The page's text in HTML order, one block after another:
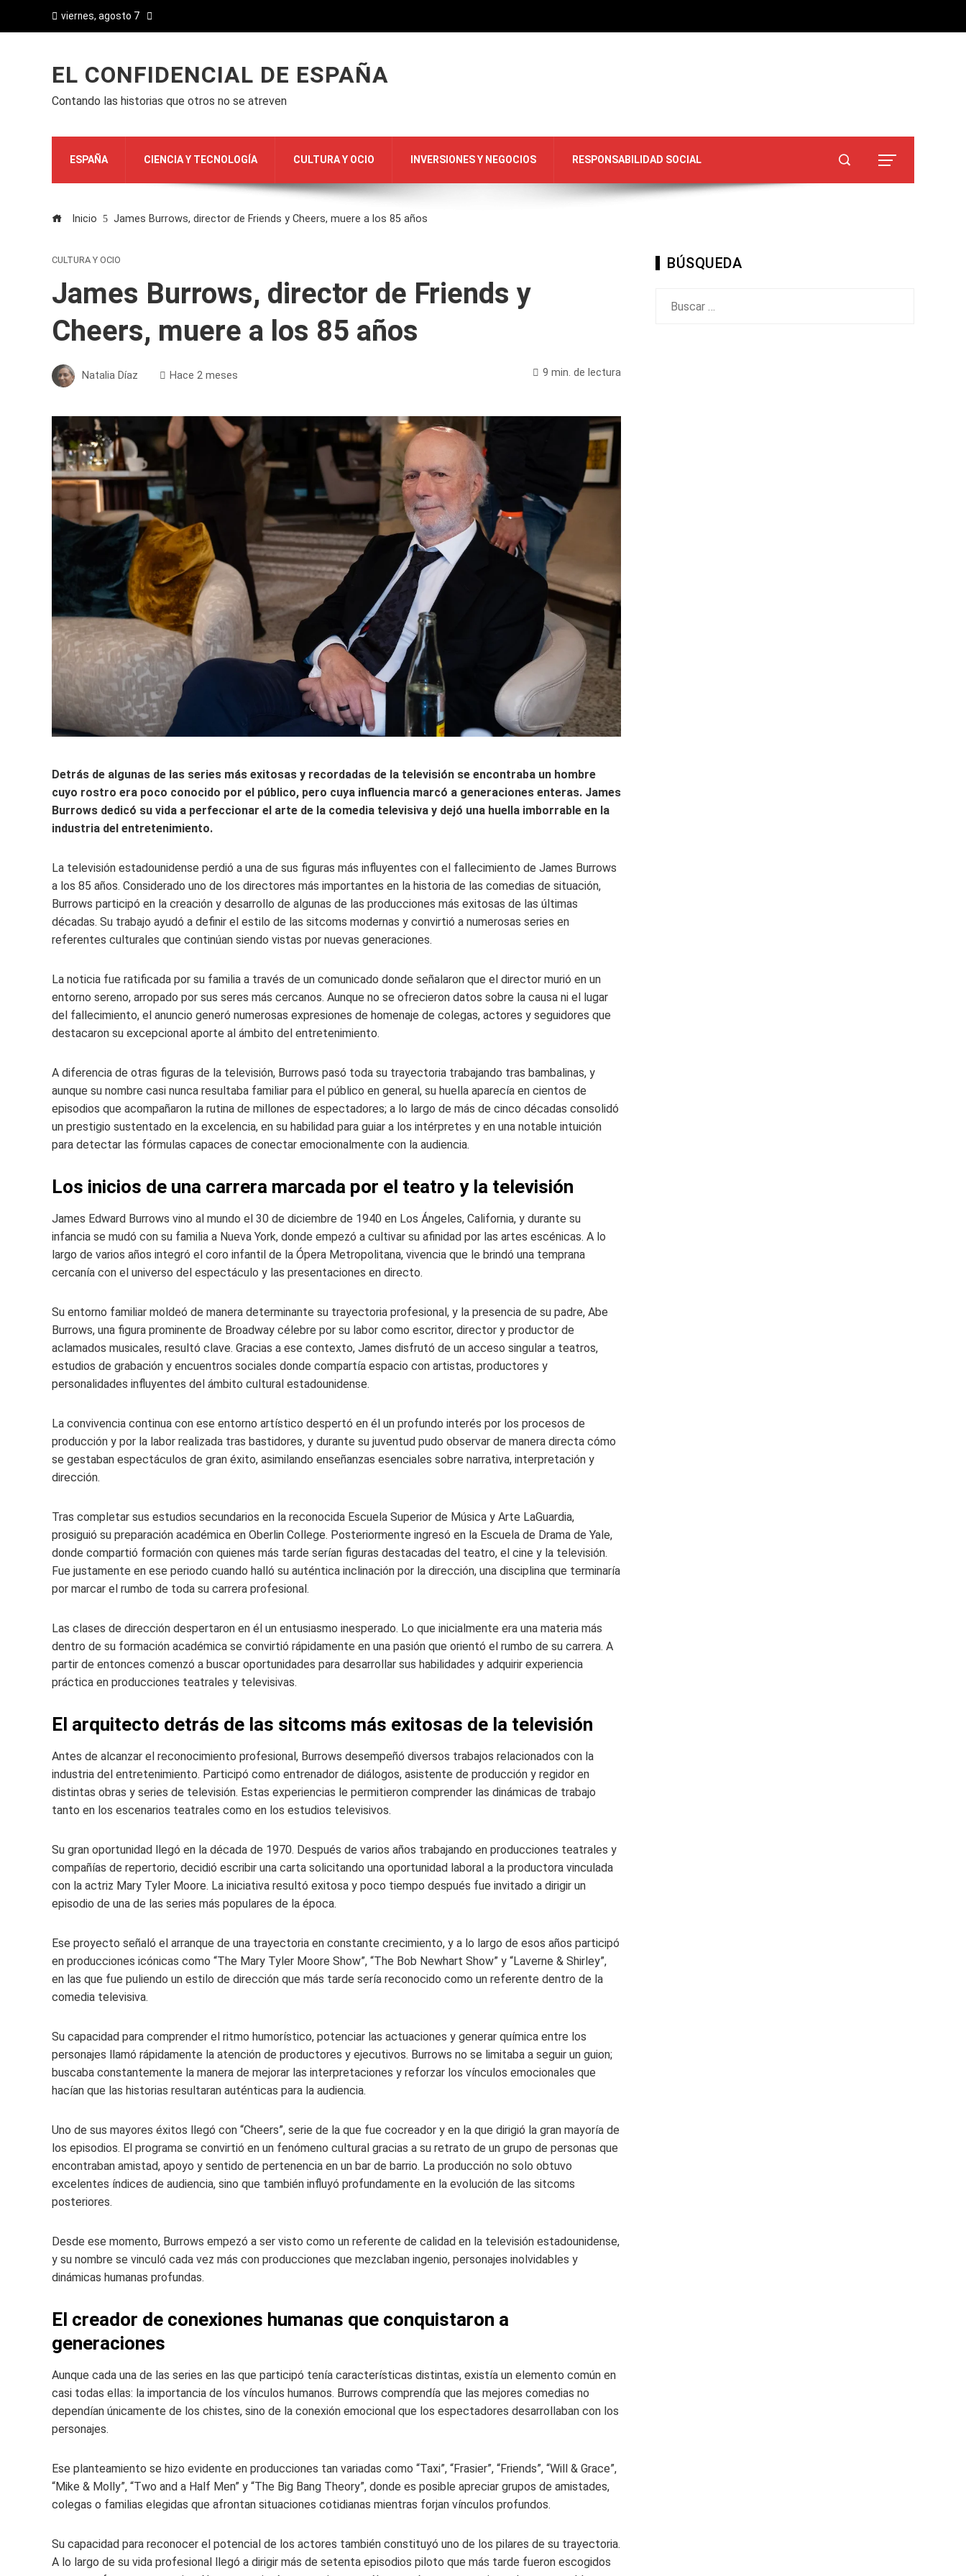
viernes, agosto 7
EL CONFIDENCIAL DE ESPAÑA
Contando las historias que otros no se atreven
ESPAÑA CIENCIA Y TECNOLOGÍA CULTURA Y OCIO INVERSIONES Y NEGOCIOS RESPONSABILIDAD SOCIAL
Inicio James Burrows, director de Friends y Cheers, muere a los 85 años
CULTURA Y OCIO
James Burrows, director de Friends y
Cheers, muere a los 85 años
Natalia Díaz Hace 2 meses 9 min. de lectura
Detrás de algunas de las series más exitosas y recordadas de la televisión se encontraba un hombre
cuyo rostro era poco conocido por el público, pero cuya influencia marcó a generaciones enteras. James
Burrows dedicó su vida a perfeccionar el arte de la comedia televisiva y dejó una huella imborrable en la
industria del entretenimiento.
La televisión estadounidense perdió a una de sus figuras más influyentes con el fallecimiento de James Burrows
a los 85 años. Considerado uno de los directores más importantes en la historia de las comedias de situación,
Burrows participó en la creación y desarrollo de algunas de las producciones más exitosas de las últimas
décadas. Su trabajo ayudó a definir el estilo de las sitcoms modernas y convirtió a numerosas series en
referentes culturales que continúan siendo vistas por nuevas generaciones.
La noticia fue ratificada por su familia a través de un comunicado donde señalaron que el director murió en un
entorno sereno, arropado por sus seres más cercanos. Aunque no se ofrecieron datos sobre la causa ni el lugar
del fallecimiento, el anuncio generó numerosas expresiones de homenaje de colegas, actores y seguidores que
destacaron su excepcional aporte al ámbito del entretenimiento.
A diferencia de otras figuras de la televisión, Burrows pasó toda su trayectoria trabajando tras bambalinas, y
aunque su nombre casi nunca resultaba familiar para el público en general, su huella aparecía en cientos de
episodios que acompañaron la rutina de millones de espectadores; a lo largo de más de cinco décadas consolidó
un prestigio sustentado en la excelencia, en su habilidad para guiar a los intérpretes y en una notable intuición
para detectar las fórmulas capaces de conectar emocionalmente con la audiencia.
Los inicios de una carrera marcada por el teatro y la televisión
James Edward Burrows vino al mundo el 30 de diciembre de 1940 en Los Ángeles, California, y durante su
infancia se mudó con su familia a Nueva York, donde empezó a cultivar su afinidad por las artes escénicas. A lo
largo de varios años integró el coro infantil de la Ópera Metropolitana, vivencia que le brindó una temprana
cercanía con el universo del espectáculo y las presentaciones en directo.
Su entorno familiar moldeó de manera determinante su trayectoria profesional, y la presencia de su padre, Abe
Burrows, una figura prominente de Broadway célebre por su labor como escritor, director y productor de
aclamados musicales, resultó clave. Gracias a ese contexto, James disfrutó de un acceso singular a teatros,
estudios de grabación y encuentros sociales donde compartía espacio con artistas, productores y
personalidades influyentes del ámbito cultural estadounidense.
La convivencia continua con ese entorno artístico despertó en él un profundo interés por los procesos de
producción y por la labor realizada tras bastidores, y durante su juventud pudo observar de manera directa cómo
se gestaban espectáculos de gran éxito, asimilando enseñanzas esenciales sobre narrativa, interpretación y
dirección.
Tras completar sus estudios secundarios en la reconocida Escuela Superior de Música y Arte LaGuardia,
prosiguió su preparación académica en Oberlin College. Posteriormente ingresó en la Escuela de Drama de Yale,
donde compartió formación con quienes más tarde serían figuras destacadas del teatro, el cine y la televisión.
Fue justamente en ese periodo cuando halló su auténtica inclinación por la dirección, una disciplina que terminaría
por marcar el rumbo de toda su carrera profesional.
Las clases de dirección despertaron en él un entusiasmo inesperado. Lo que inicialmente era una materia más
dentro de su formación académica se convirtió rápidamente en una pasión que orientó el rumbo de su carrera. A
partir de entonces comenzó a buscar oportunidades para desarrollar sus habilidades y adquirir experiencia
práctica en producciones teatrales y televisivas.
El arquitecto detrás de las sitcoms más exitosas de la televisión
Antes de alcanzar el reconocimiento profesional, Burrows desempeñó diversos trabajos relacionados con la
industria del entretenimiento. Participó como entrenador de diálogos, asistente de producción y regidor en
distintas obras y series de televisión. Estas experiencias le permitieron comprender las dinámicas de trabajo
tanto en los escenarios teatrales como en los estudios televisivos.
Su gran oportunidad llegó en la década de 1970. Después de varios años trabajando en producciones teatrales y
compañías de repertorio, decidió escribir una carta solicitando una oportunidad laboral a la productora vinculada
con la actriz Mary Tyler Moore. La iniciativa resultó exitosa y poco tiempo después fue invitado a dirigir un
episodio de una de las series más populares de la época.
Ese proyecto señaló el arranque de una trayectoria en constante crecimiento, y a lo largo de esos años participó
en producciones icónicas como “The Mary Tyler Moore Show”, “The Bob Newhart Show” y “Laverne & Shirley”,
en las que fue puliendo un estilo de dirección que más tarde sería reconocido como un referente dentro de la
comedia televisiva.
Su capacidad para comprender el ritmo humorístico, potenciar las actuaciones y generar química entre los
personajes llamó rápidamente la atención de productores y ejecutivos. Burrows no se limitaba a seguir un guion;
buscaba constantemente la manera de mejorar las interpretaciones y reforzar los vínculos emocionales que
hacían que las historias resultaran auténticas para la audiencia.
Uno de sus mayores éxitos llegó con “Cheers”, serie de la que fue cocreador y en la que dirigió la gran mayoría de
los episodios. El programa se convirtió en un fenómeno cultural gracias a su retrato de un grupo de personas que
encontraban amistad, apoyo y sentido de pertenencia en un bar de barrio. La producción no solo obtuvo
excelentes índices de audiencia, sino que también influyó profundamente en la evolución de las sitcoms
posteriores.
Desde ese momento, Burrows empezó a ser visto como un referente de calidad en la televisión estadounidense,
y su nombre se vinculó cada vez más con producciones que mezclaban ingenio, personajes inolvidables y
dinámicas humanas profundas.
El creador de conexiones humanas que conquistaron a
generaciones
Aunque cada una de las series en las que participó tenía características distintas, existía un elemento común en
casi todas ellas: la importancia de los vínculos humanos. Burrows comprendía que las mejores comedias no
dependían únicamente de los chistes, sino de la conexión emocional que los espectadores desarrollaban con los
personajes.
Ese planteamiento se hizo evidente en producciones tan variadas como “Taxi”, “Frasier”, “Friends”, “Will & Grace”,
“Mike & Molly”, “Two and a Half Men” y “The Big Bang Theory”, donde es posible apreciar grupos de amistades,
colegas o familias elegidas que afrontan situaciones cotidianas mientras forjan vínculos profundos.
Su capacidad para reconocer el potencial de los actores también constituyó uno de los pilares de su trayectoria.
A lo largo de su vida profesional llegó a dirigir más de setenta episodios piloto que más tarde fueron escogidos
BÚSQUEDA